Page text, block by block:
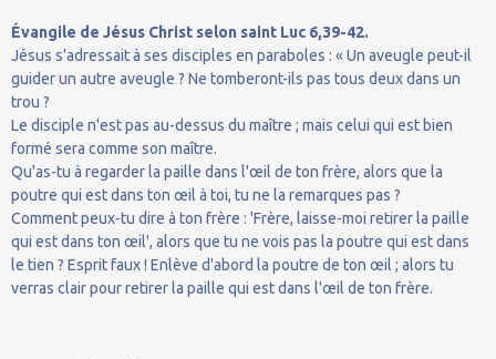
Évangile de Jésus Christ selon saint Luc 6,39-42.
Jésus s'adressait à ses disciples en paraboles : « Un aveugle peut-il
guider un autre aveugle ? Ne tomberont-ils pas tous deux dans un
trou ?
Le disciple n'est pas au-dessus du maître ; mais celui qui est bien
formé sera comme son maître.
Qu'as-tu à regarder la paille dans l'œil de ton frère, alors que la
poutre qui est dans ton œil à toi, tu ne la remarques pas ?
Comment peux-tu dire à ton frère : 'Frère, laisse-moi retirer la paille
qui est dans ton œil', alors que tu ne vois pas la poutre qui est dans
le tien ? Esprit faux ! Enlève d'abord la poutre de ton œil ; alors tu
verras clair pour retirer la paille qui est dans l'œil de ton frère.